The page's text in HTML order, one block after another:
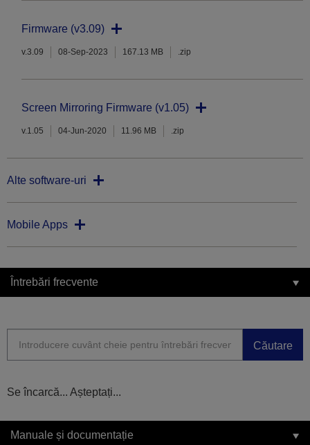
Firmware (v3.09)
v.3.09 08-Sep-2023 167.13 MB .zip
Screen Mirroring Firmware (v1.05)
v.1.05 04-Jun-2020 11.96 MB .zip
Alte software-uri
Mobile Apps
Întrebări frecvente
Căutare
Se încarcă... Așteptați...
Manuale și documentație